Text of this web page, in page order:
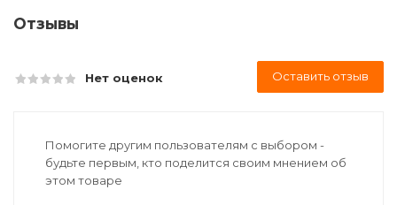
Отзывы
Нет оценок Оставить отзыв
Помогите другим пользователям с выбором -
будьте первым, кто поделится своим мнением об
этом товаре